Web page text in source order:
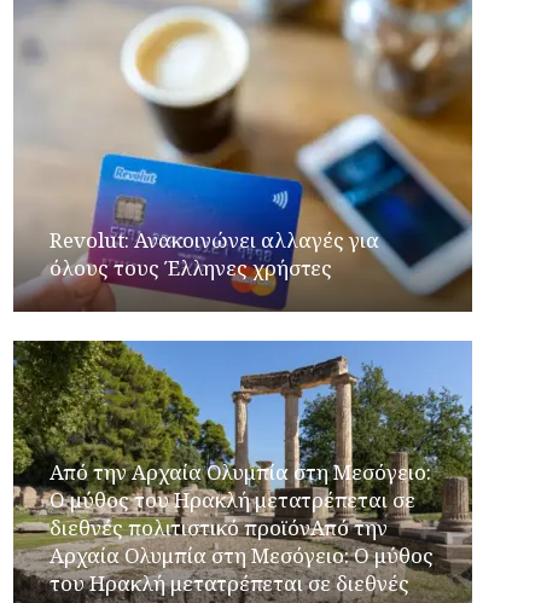
Revolut: Ανακοινώνει αλλαγές για
όλους τους Έλληνες χρήστες
Από την Αρχαία Ολυμπία στη Μεσόγειο:
Ο μύθος του Ηρακλή μετατρέπεται σε
διεθνές πολιτιστικό προϊόνΑπό την
Αρχαία Ολυμπία στη Μεσόγειο: Ο μύθος
του Ηρακλή μετατρέπεται σε διεθνές